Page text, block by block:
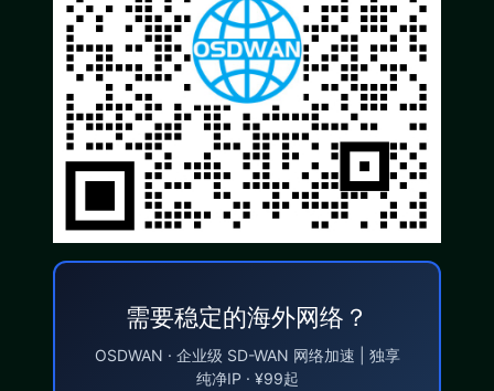
需要稳定的海外网络？
OSDWAN · 企业级 SD-WAN 网络加速 | 独享
纯净IP · ¥99起